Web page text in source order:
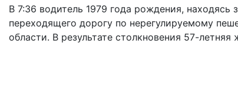
В 7:36 водитель 1979 года рождения,
переходящего дорогу по нерегулируемому
области. В результате столкновения 57-